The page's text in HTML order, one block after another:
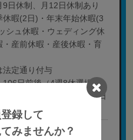
日休制、月12日休制あり
休暇(2日)・年末年始休暇(3
シュ休暇・ウェディング休
・産前休暇・産後休暇・育
定通り付与
日前後（4週8休選択
前後（4週9休選択時）160日
択時)
料
録して
みませんか？